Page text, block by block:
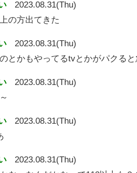
2023.08.31(Thu)
の方出てきた
2023.08.31(Thu)
とかもやってるtvとかがパクる
2023.08.31(Thu)
2023.08.31(Thu)
2023.08.31(Thu)